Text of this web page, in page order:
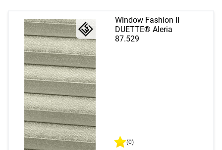
Window Fashion II
DUETTE® Aleria
87.529
(0)